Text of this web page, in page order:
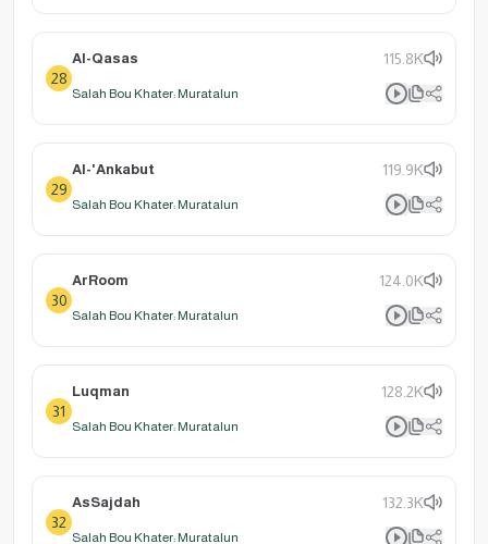
28
Al-Qasas 115.8K
Salah Bou Khater: Muratalun
29
Al-'Ankabut 119.9K
Salah Bou Khater: Muratalun
30
ArRoom 124.0K
Salah Bou Khater: Muratalun
31
Luqman 128.2K
Salah Bou Khater: Muratalun
32
AsSajdah 132.3K
Salah Bou Khater: Muratalun